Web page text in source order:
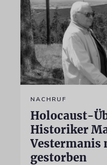
NACHRUF
Holocaust-
Historiker
Vestermanis
gestorben